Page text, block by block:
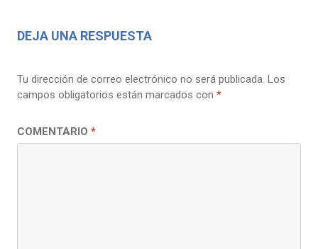
DEJA UNA RESPUESTA
Tu dirección de correo electrónico no será publicada. Los
campos obligatorios están marcados con *
COMENTARIO *